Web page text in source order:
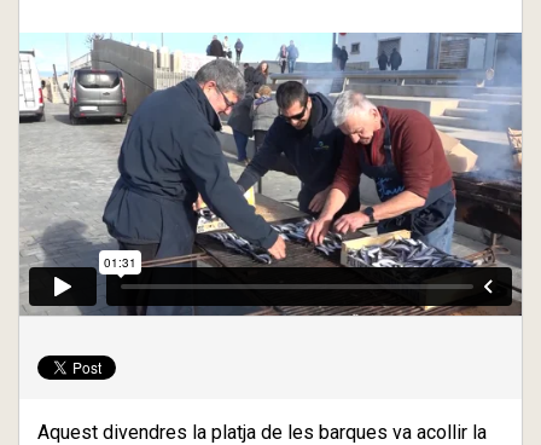
Aquest divendres la platja de les barques va acollir la